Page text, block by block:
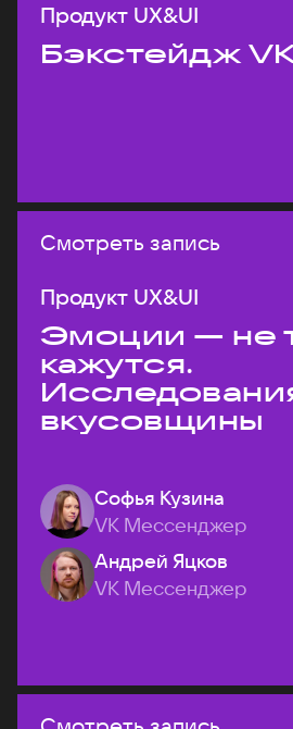
Продукт UX&UI
Бэкстейдж
Смотреть запись
Продукт UX&UI
Эмоции — не
кажутся.
вкусовщины
Софья Кузина
VK Мессенджер
Андрей Яцков
VK Мессенджер